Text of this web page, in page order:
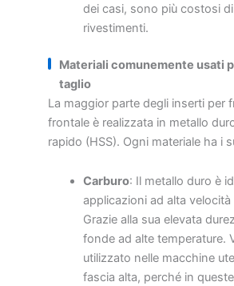
dei casi, sono più costosi
rivestimenti.
Materiali comunemente usati
taglio
La maggior parte degli inserti per
frontale è realizzata in metallo
rapido (HSS). Ogni materiale ha i
Carburo: Il metallo duro è
applicazioni ad alta velocità
Grazie alla sua elevata
fonde ad alte temperature.
utilizzato nelle macchine
fascia alta, perché in